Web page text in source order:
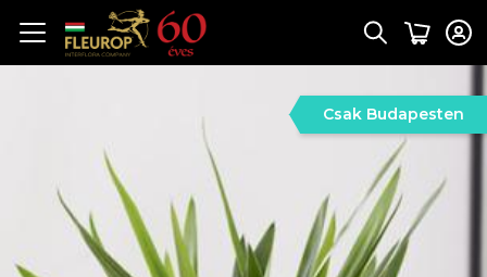
Csak Budapesten